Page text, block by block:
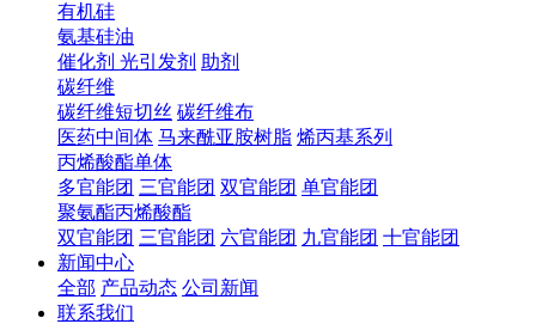
有机硅
氨基硅油
催化剂 光引发剂 助剂
碳纤维
碳纤维短切丝 碳纤维布
医药中间体 马来酰亚胺树脂 烯丙基系列
丙烯酸酯单体
多官能团 三官能团 双官能团 单官能团
聚氨酯丙烯酸酯
双官能团 三官能团 六官能团 九官能团 十官能团
新闻中心
全部 产品动态 公司新闻
联系我们